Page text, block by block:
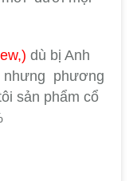
dù bị Anh
nhưng phương
sản phẩm cổ